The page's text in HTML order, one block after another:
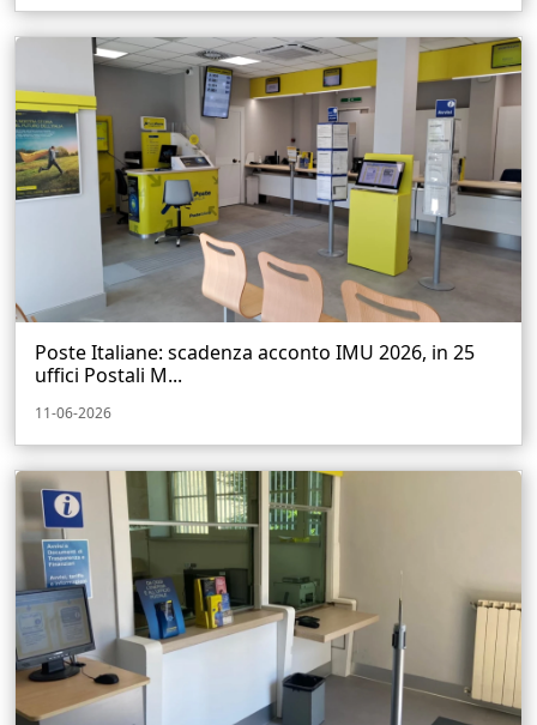
Poste Italiane: scadenza acconto IMU 2026, in 25
uffici Postali M...
11-06-2026